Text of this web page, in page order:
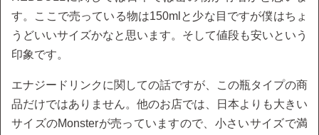
す。ここで売っている物は150mlと少な目ですが僕はちょ
うどいいサイズかなと思います。そして値段も安いという
印象です。
エナジードリンクに関しての話ですが、この瓶タイプの商
品だけではありません。他のお店では、日本よりも大きい
サイズのMonsterが売っていますので、小さいサイズで満